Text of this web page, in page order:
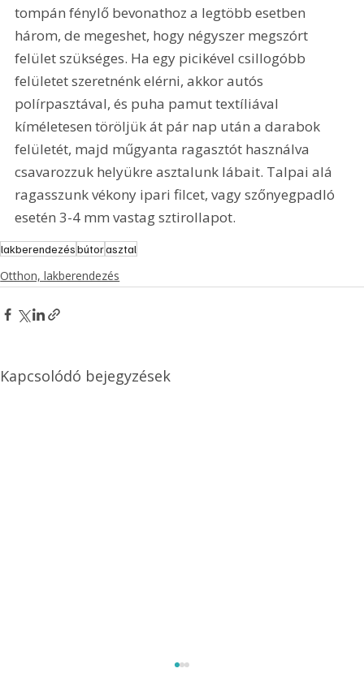
tompán fénylő bevonathoz a legtöbb esetben
három, de megeshet, hogy négyszer megszórt
felület szükséges. Ha egy picikével csillogóbb
felületet szeretnénk elérni, akkor autós
polírpasztával, és puha pamut textíliával
kíméletesen töröljük át pár nap után a darabok
felületét, majd műgyanta ragasztót használva
csavarozzuk helyükre asztalunk lábait. Talpai alá
ragasszunk vékony ipari filcet, vagy szőnyegpadló
esetén 3-4 mm vastag sztirollapot.
lakberendezésbútorasztal
Otthon, lakberendezés
Kapcsolódó bejegyzések